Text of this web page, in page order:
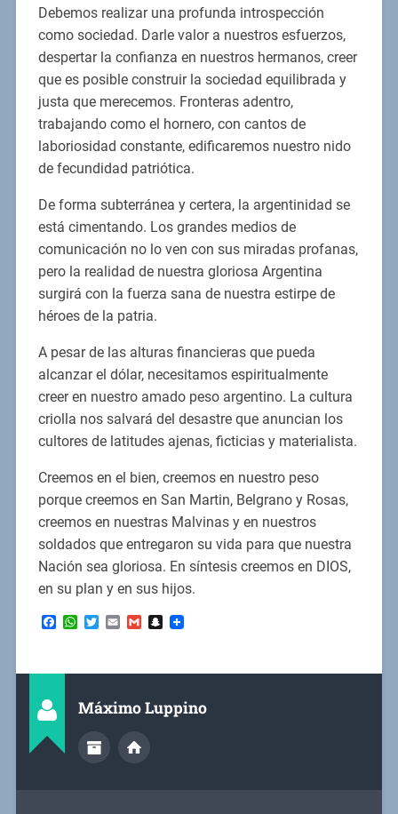
Debemos realizar una profunda introspección
como sociedad. Darle valor a nuestros esfuerzos,
despertar la confianza en nuestros hermanos, creer
que es posible construir la sociedad equilibrada y
justa que merecemos. Fronteras adentro,
trabajando como el hornero, con cantos de
laboriosidad constante, edificaremos nuestro nido
de fecundidad patriótica.
De forma subterránea y certera, la argentinidad se
está cimentando. Los grandes medios de
comunicación no lo ven con sus miradas profanas,
pero la realidad de nuestra gloriosa Argentina
surgirá con la fuerza sana de nuestra estirpe de
héroes de la patria.
A pesar de las alturas financieras que pueda
alcanzar el dólar, necesitamos espiritualmente
creer en nuestro amado peso argentino. La cultura
criolla nos salvará del desastre que anuncian los
cultores de latitudes ajenas, ficticias y materialista.
Creemos en el bien, creemos en nuestro peso
porque creemos en San Martin, Belgrano y Rosas,
creemos en nuestras Malvinas y en nuestros
soldados que entregaron su vida para que nuestra
Nación sea gloriosa. En síntesis creemos en DIOS,
en su plan y en sus hijos.
Facebook
WhatsApp
Twitter
EmailGmailSnapchat
Máximo Luppino